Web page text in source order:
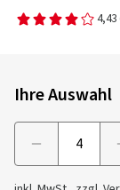
4,43
Ihre Auswahl